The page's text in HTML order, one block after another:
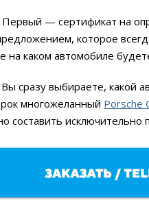
Первый — сертификат на
которое
каком автомобиле
сразу выбираете, какой
многожеланный Porsche
составить исключительно